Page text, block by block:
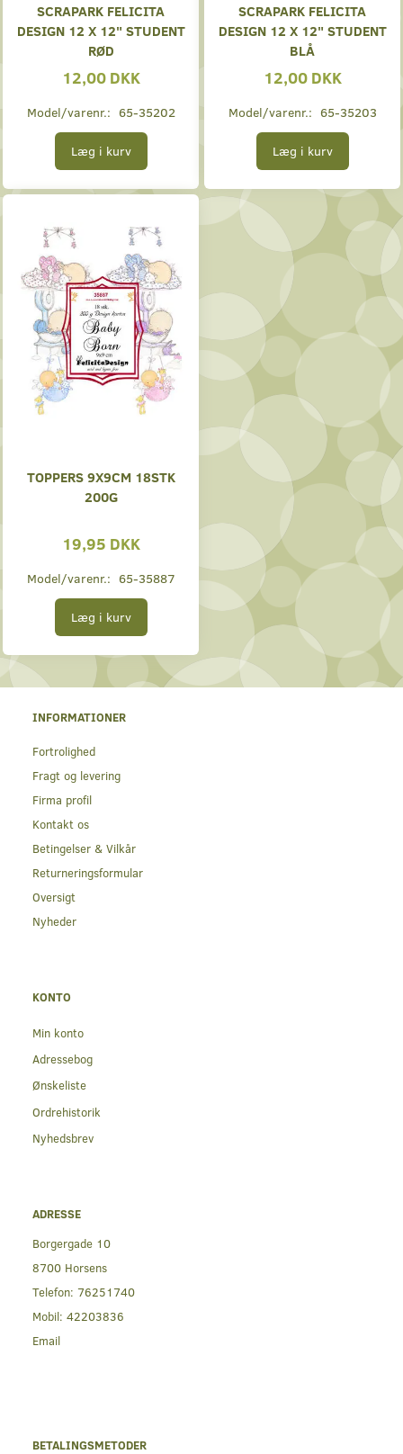
SCRAPARK FELICITA
DESIGN 12 X 12" STUDENT
RØD
12,00 DKK
Model/varenr.: 65-35202
Læg i kurv
SCRAPARK FELICITA
DESIGN 12 X 12" STUDENT
BLÅ
12,00 DKK
Model/varenr.: 65-35203
Læg i kurv
TOPPERS 9X9CM 18STK
200G
19,95 DKK
Model/varenr.: 65-35887
Læg i kurv
INFORMATIONER
Fortrolighed
Fragt og levering
Firma profil
Kontakt os
Betingelser & Vilkår
Returneringsformular
Oversigt
Nyheder
KONTO
Min konto
Adressebog
Ønskeliste
Ordrehistorik
Nyhedsbrev
ADRESSE
Borgergade 10
8700 Horsens
Telefon: 76251740
Mobil: 42203836
Email
BETALINGSMETODER